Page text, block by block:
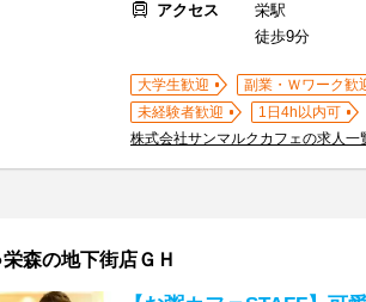
アクセス
栄駅
徒歩9分
大学生歓迎 副業・Ｗワーク歓
未経験者歓迎
1日4h以内可
株式会社サンマルクカフェの求人一
森の地下街店ＧＨ